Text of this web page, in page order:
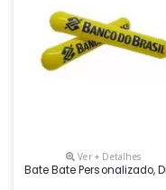
Ver + Detalhes
Bate Bate Personalizado,